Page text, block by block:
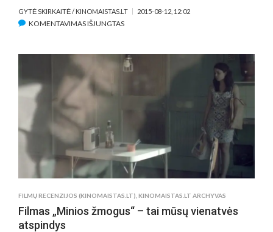
GYTĖ SKIRKAITĖ / KINOMAISTAS.LT 2015-08-12, 12:02
KOMENTAVIMAS IŠJUNGTASĮRAŠE
–
JAUTRI
FILMŲ RECENZIJOS (KINOMAISTAS.LT) KINOMAISTAS.LT ARCHYVAS
Filmas „Minios žmogus“ – tai mūsų vienatvės
atspindys